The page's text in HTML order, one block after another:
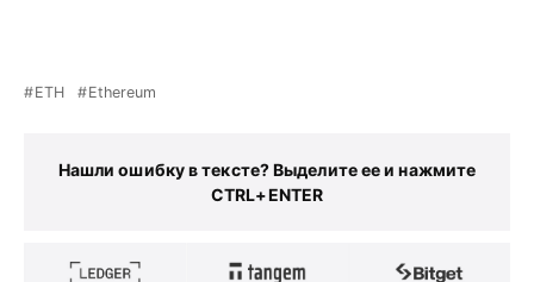
ETH Ethereum
Нашли ошибку в тексте? Выделите ее и нажмите
CTRL+ENTER